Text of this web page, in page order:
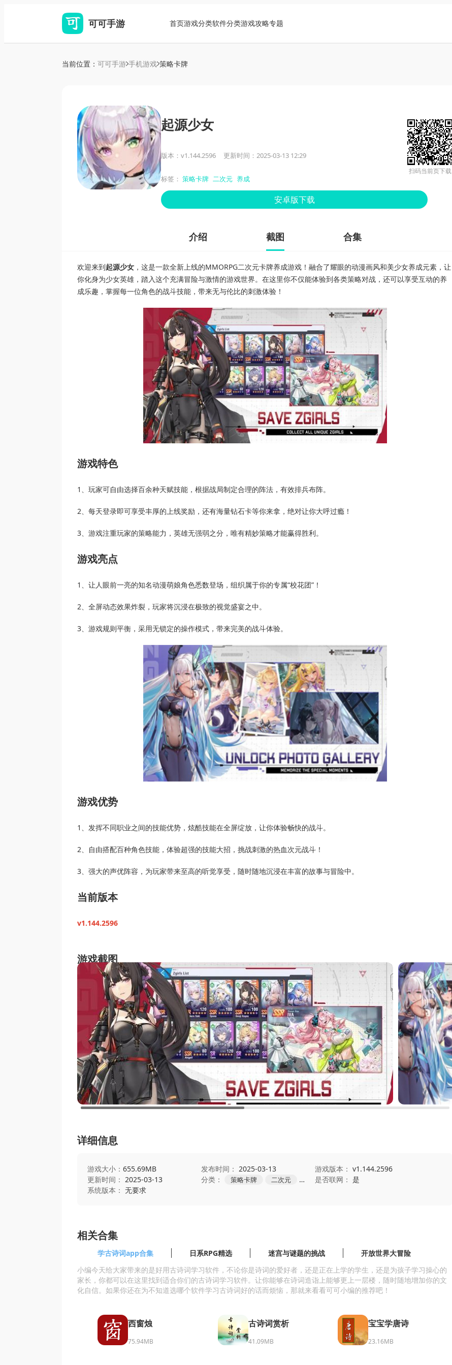
可可手游 首页游戏分类软件分类游戏攻略专题
当前位置： 可可手游 手机游戏 策略卡牌
起源少女
版本：v1.144.2596 更新时间：2025-03-13 12:29
标签： 策略卡牌 二次元 养成
安卓版下载
扫码当前页下载
介绍 截图 合集
欢迎来到起源少女 ，这是一款全新上线的MMORPG二次元卡牌养成游戏！融合了耀眼的动漫画风和美少女养成元素，让
你化身为少女英雄，踏入这个充满冒险与激情的游戏世界。在这里你不仅能体验到各类策略对战，还可以享受互动的养
成乐趣，掌握每一位角色的战斗技能，带来无与伦比的刺激体验！
游戏特色
1、玩家可自由选择百余种天赋技能，根据战局制定合理的阵法，有效排兵布阵。
2、每天登录即可享受丰厚的上线奖励，还有海量钻石卡等你来拿，绝对让你大呼过瘾！
3、游戏注重玩家的策略能力，英雄无强弱之分，唯有精妙策略才能赢得胜利。
游戏亮点
1、让人眼前一亮的知名动漫萌娘角色悉数登场，组织属于你的专属“校花团”！
2、全屏动态效果炸裂，玩家将沉浸在极致的视觉盛宴之中。
3、游戏规则平衡，采用无锁定的操作模式，带来完美的战斗体验。
游戏优势
1、发挥不同职业之间的技能优势，炫酷技能在全屏绽放，让你体验畅快的战斗。
2、自由搭配百种角色技能，体验超强的技能大招，挑战刺激的热血次元战斗！
3、强大的声优阵容，为玩家带来至高的听觉享受，随时随地沉浸在丰富的故事与冒险中。
当前版本
v1.144.2596
游戏截图
详细信息
游戏大小： 655.69MB 发布时间： 2025-03-13 游戏版本： v1.144.2596
更新时间： 2025-03-13 分类： 策略卡牌 二次元 养成是否联网： 是
系统版本： 无要求
相关合集
学古诗词app合集 日系RPG精选 迷宫与谜题的挑战
开放世界大冒险
小编今天给大家带来的是好用古诗词学习软件，不论你是诗词的爱好者，还是正在上学的学生，还是为孩子学习操心的
家长，你都可以在这里找到适合你们的古诗词学习软件。让你能够在诗词造诣上能够更上一层楼，随时随地增加你的文
化自信。如果你还在为不知道选哪个软件学习古诗词好的话而烦恼，那就来看看可可小编的推荐吧！
西窗烛
75.94MB
古诗词赏析
41.09MB
宝宝学唐诗
23.16MB